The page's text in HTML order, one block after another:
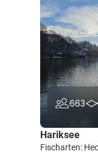
663
Hariksee
Fischarten: